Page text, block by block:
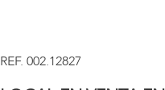
REF. 002.12827